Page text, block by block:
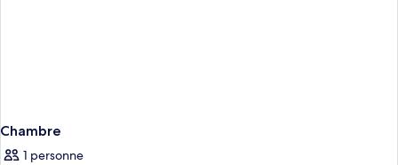
Chambre
1 personne